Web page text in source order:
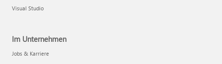
Visual Studio
Im Unternehmen
Jobs & Karriere